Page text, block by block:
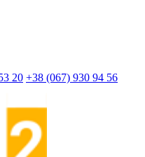
20 +38 (067) 930 94 56